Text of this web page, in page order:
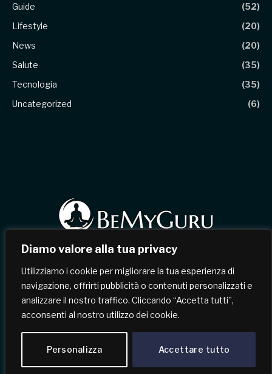
Diamo valore alla tua privacy
Utilizziamo i cookie per migliorare la tua esperienza di
navigazione, offrirti pubblicità o contenuti personalizzati e
analizzare il nostro traffico. Cliccando “Accetta tutti”,
acconsenti al nostro utilizzo dei cookie.
Personalizza Accettare tutto
Guide
(52)
Lifestyle
(20)
News
(20)
Salute
(35)
Tecnologia
(35)
Uncategorized
(6)
Facebook
X
(Twitter)
InstagramPinterest
HOME CHI SIAMO
CONTATTI
TERMINI & CONDIZIONI
© 2026 BeMyGuru.